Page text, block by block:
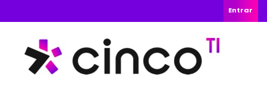
Entrar